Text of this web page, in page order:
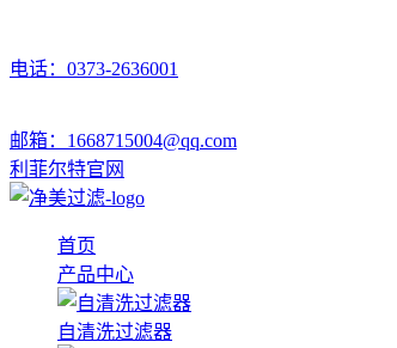
电话：0373-2636001
邮箱：1668715004@qq.com
利菲尔特官网
首页
产品中心
自清洗过滤器